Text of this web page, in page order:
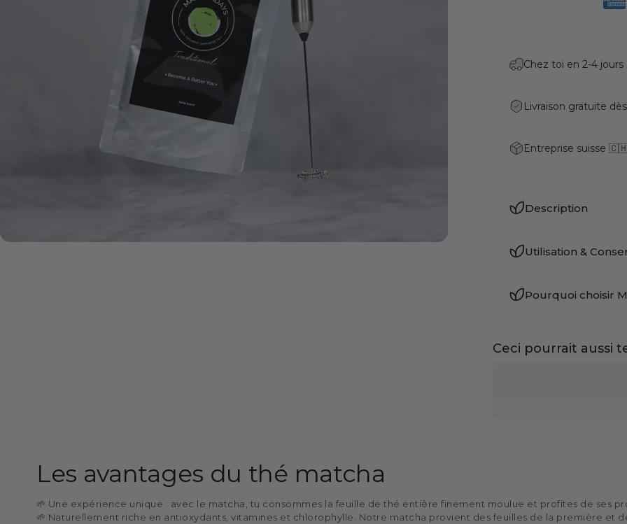
Chez toi en 2-4 jours
Livraison gratuite
Entreprise suisse
Description
Utilisation &
Pourquoi choisir
Ceci pourrait aussi
Les avantages du thé matcha
🌱 Une expérience unique : avec le matcha, tu consommes la feuille de thé entière finement moulue et profites de ses
🌱 Naturellement riche en antioxydants, vitamines et chlorophylle. Notre matcha provient des feuilles de la première et